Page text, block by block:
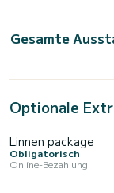
Gesamte
Optionale
Linnen package
Obligatorisch
Online-Bezahlung